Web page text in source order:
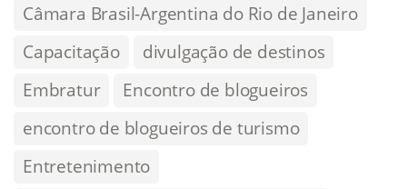
Câmara Brasil-Argentina do Rio de Janeiro
Capacitação
divulgação de destinos
Embratur
Encontro de blogueiros
encontro de blogueiros de turismo
Entretenimento